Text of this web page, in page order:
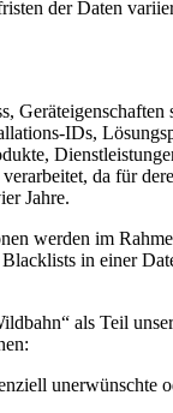
der Daten
IDs,
da für
Jahre.
werden im
in einer
als Teil
unerwünschte